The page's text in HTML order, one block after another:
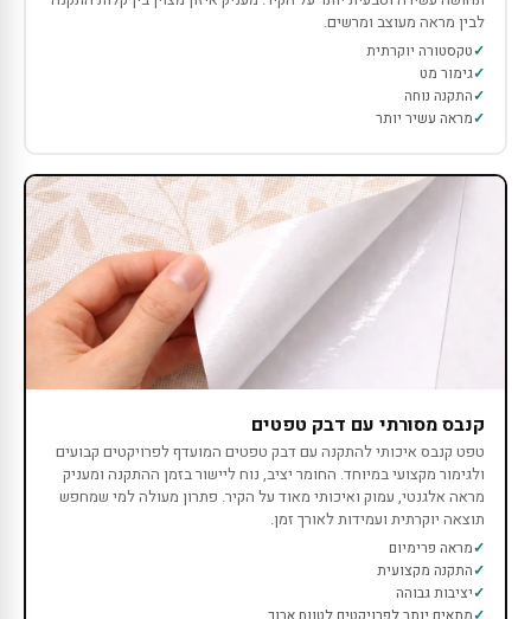
לבין מראה מעוצב ומרשים.
טקסטורה יוקרתית
גימור מט
התקנה נוחה
מראה עשיר יותר
קנבס מסורתי עם דבק טפטים
טפט קנבס איכותי להתקנה עם דבק טפטים המועדף לפרויקטים קבועים
ולגימור מקצועי במיוחד. החומר יציב, נוח ליישור בזמן ההתקנה ומעניק
מראה אלגנטי, עמוק ואיכותי מאוד על הקיר. פתרון מעולה למי שמחפש
תוצאה יוקרתית ועמידות לאורך זמן.
מראה פרימיום
התקנה מקצועית
יציבות גבוהה